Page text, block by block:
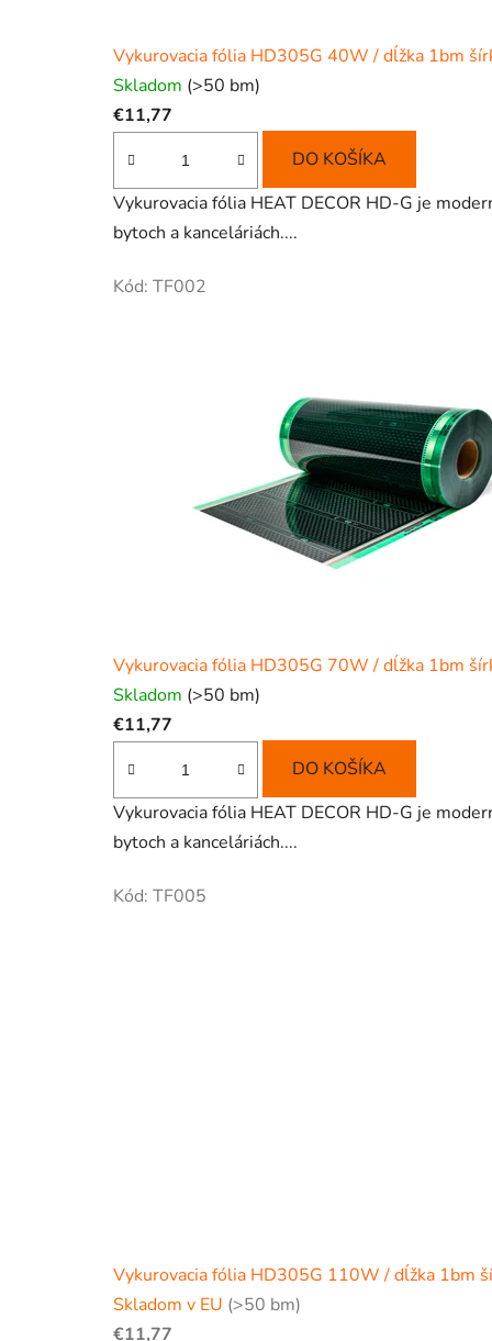
Vykurovacia fólia HD305G 40W / dĺžka 1bm
Skladom (>50 bm)
€11,77
DO KOŠÍKA
Vykurovacia fólia HEAT DECOR HD-G je
bytoch a kanceláriách....
Kód: TF002
Vykurovacia fólia HD305G 70W / dĺžka 1bm
Skladom (>50 bm)
€11,77
DO KOŠÍKA
Vykurovacia fólia HEAT DECOR HD-G je
bytoch a kanceláriách....
Kód: TF005
Vykurovacia fólia HD305G 110W / dĺžka 1bm
Skladom v EU (>50 bm)
€11,77